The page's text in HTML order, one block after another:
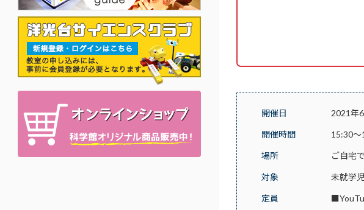
開催日 2021年
開催時間 15:30～
場所 ご自宅
対象 未就学
定員